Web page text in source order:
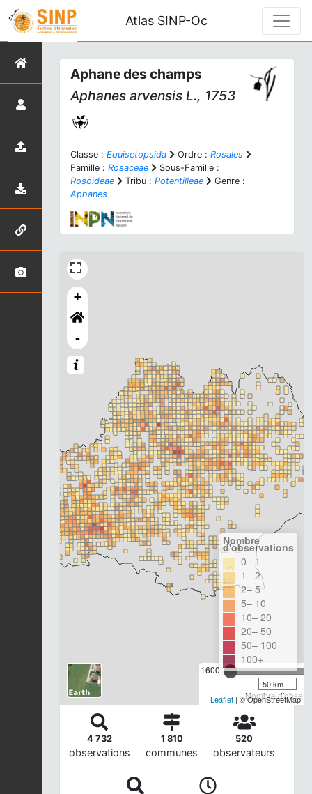
Atlas SINP-Oc
Aphane des champs
Aphanes arvensis L., 1753
Classe : Equisetopsida Ordre : Rosales
Famille : Rosaceae
Sous-Famille :
Rosoideae
Tribu : Potentilleae
Genre :
Aphanes
+
-
1600
Nombre
Nombre
d'observations
0– 1
1– 2
2– 5
5– 10
10– 20
20– 50
50– 100
100+
50 km
Leaflet | © OpenStreetMap
4 732
observations
1 810
communes
520
observateurs